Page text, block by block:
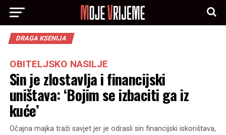
DRAGA KSENIJA
OBITELJSKO NASILJE
Sin je zlostavlja i financijski
uništava: ‘Bojim se izbaciti ga iz
kuće’
Očajna majka traži savjet jer je odrasli sin financijski iskorištava,